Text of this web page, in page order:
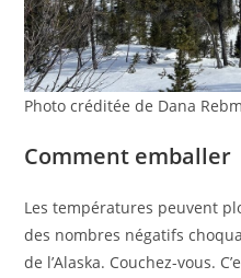
Photo créditée de Dana
Comment emballer
Les températures peuvent
des nombres négatifs
de l’Alaska. Couchez-vous.